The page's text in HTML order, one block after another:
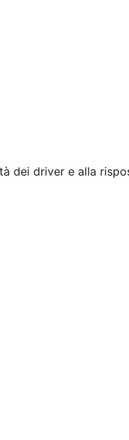
dei driver e alla